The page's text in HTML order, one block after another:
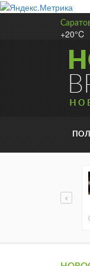
+20°C